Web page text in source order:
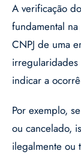
A verificação
fundamental
CNPJ de uma
irregularidades
indicar a
Por exemplo,
ou cancelado,
ilegalmente ou